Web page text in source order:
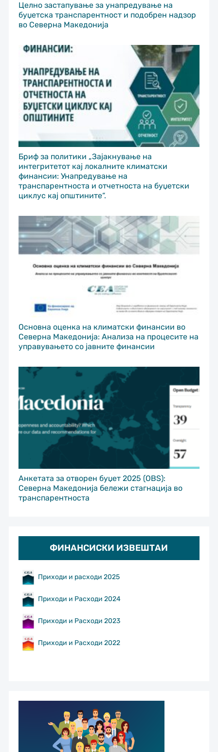
Целно застапување за унапредување на
буџетска транспарентност и подобрен надзор
во Северна Македонија
Бриф за политики „Зајакнување на
интегритетот кај локалните климатски
финансии: Унапредување на
транспарентноста и отчетноста на буџетски
циклус кај општините“.
Основна оценка на климатски финансии во
Северна Македонија: Анализа на процесите на
управувањето со јавните финансии
Анкетата за отворен буџет 2025 (OBS):
Северна Македонија бележи стагнација во
транспарентноста
ФИНАНСИСКИ ИЗВЕШТАИ
Приходи и расходи 2025
Приходи и Расходи 2024
Приходи и Расходи 2023
Приходи и Расходи 2022